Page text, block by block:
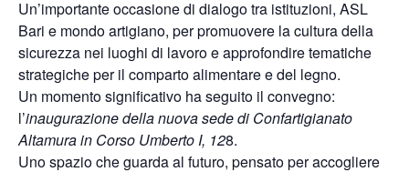
Un’importante occasione di dialogo tra istituzioni, ASL
Bari e mondo artigiano, per promuovere la cultura della
sicurezza nei luoghi di lavoro e approfondire tematiche
strategiche per il comparto alimentare e del legno.
Un momento significativo ha seguito il convegno:
l’inaugurazione della nuova sede di Confartigianato
Altamura in Corso Umberto I, 128.
Uno spazio che guarda al futuro, pensato per accogliere